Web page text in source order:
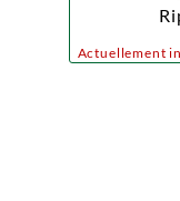
Actuellement